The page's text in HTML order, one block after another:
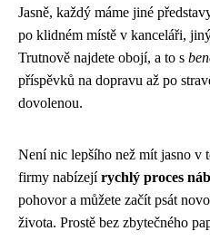
Jasně, každý máme jiné
po klidném místě v kanceláři,
Trutnově najdete obojí, a to s
příspěvků na dopravu až po
dovolenou.
Není nic lepšího než mít jasno v
firmy nabízejírychlý proces
pohovor a můžete začít psát
života. Prostě bez zbytečného